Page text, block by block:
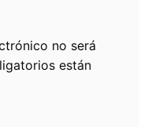
no será
están